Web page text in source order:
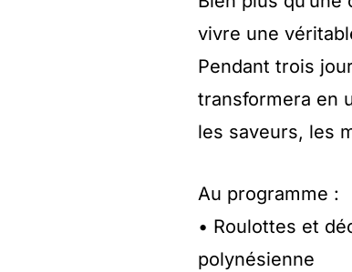
vivre une
Pendant trois
transformera en
les saveurs, les
Au programme :
• Roulottes et
polynésienne